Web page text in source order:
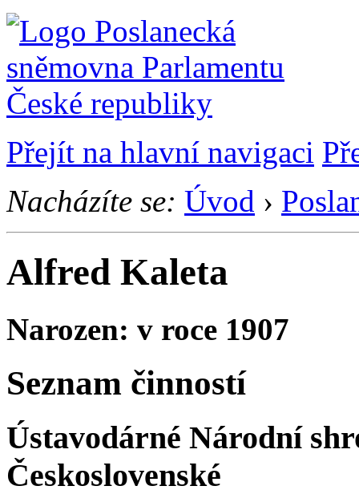
Přejít na hlavní navigaci
Nacházíte se: Úvod ›
Alfred Kaleta
Narozen: v roce 1907
Seznam činností
Ústavodárné Národní
Československé